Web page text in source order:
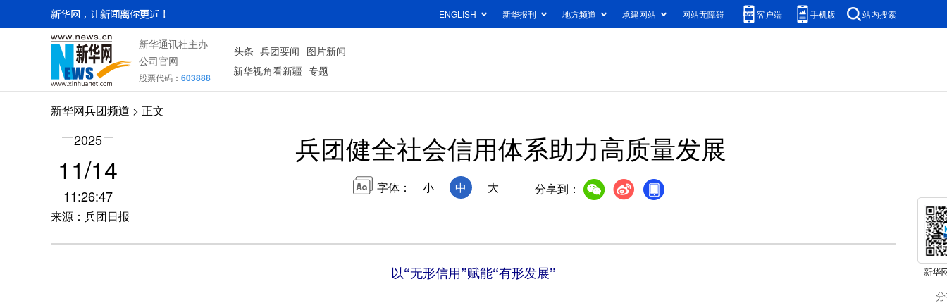
ENGLISH 新华报刊 地方频道 承建网站 网站无障碍 客户端 手机版 站内搜索
新华通讯社主办
公司官网
股票代码： 603888
头条 兵团要闻 图片新闻
新华视角看新疆 专题
新华网兵团频道 > 正文
2025
11/14
11:26:47
来源：兵团日报
兵团健全社会信用体系助力高质量发展
字体： 小 中 大 分享到：
以“无形信用”赋能“有形发展”